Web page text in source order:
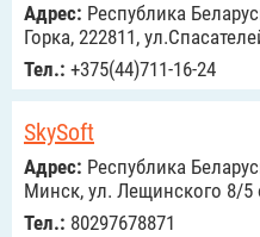
Адрес: Республика
Горка, 222811,
Тел.: +375(44)711-16-24
SkySoft
Адрес: Республика
Минск, ул. Лещинского 8/5
Тел.: 80297678871